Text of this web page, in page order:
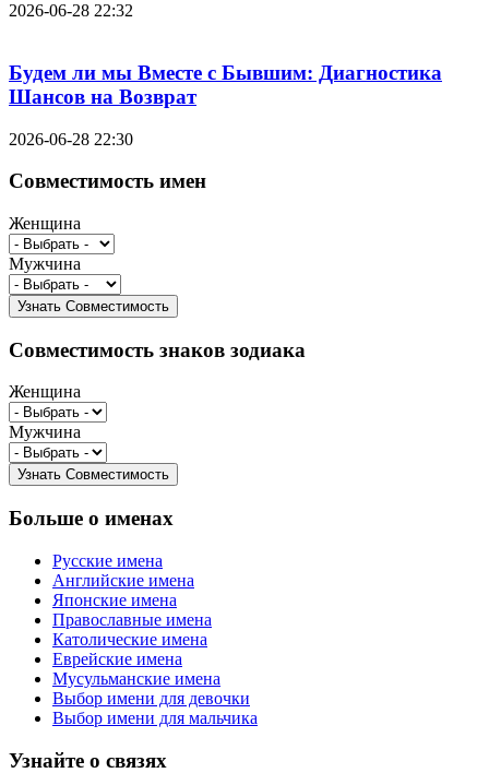
2026-06-28 22:32
Будем ли мы Вместе с Бывшим: Диагностика
Шансов на Возврат
2026-06-28 22:30
Совместимость имен
Женщина
Мужчина
Совместимость знаков зодиака
Женщина
Мужчина
Больше о именах
Русские имена
Английские имена
Японские имена
Православные имена
Католические имена
Еврейские имена
Мусульманские имена
Выбор имени для девочки
Выбор имени для мальчика
Узнайте о связях